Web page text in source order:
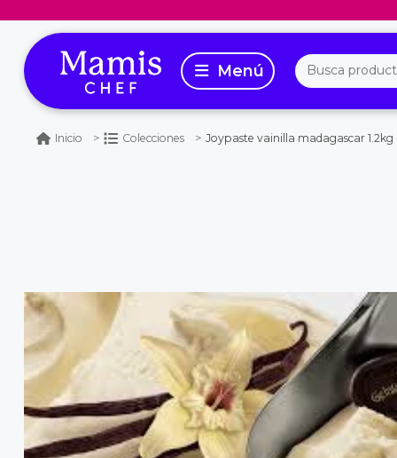
Inicio Colecciones Joypaste vainilla madagascar 1.2kg